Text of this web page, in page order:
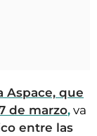
Aspace, que
de marzo, va
entre las